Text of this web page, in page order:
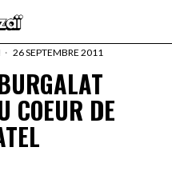
26 SEPTEMBRE 2011
COEUR DE